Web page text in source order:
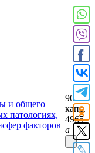
90
капс.
4965
a